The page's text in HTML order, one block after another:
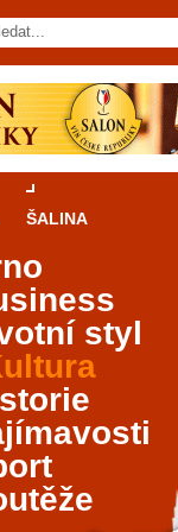
ŠALINA
styl